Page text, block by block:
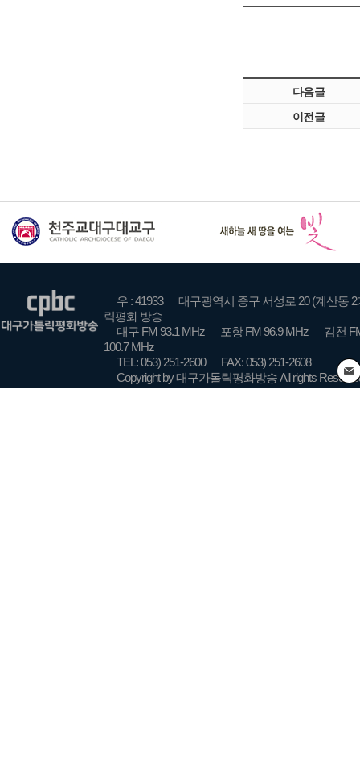
다음글
이전글
우 : 41933
대구광역시 중구 서성로 20 (계산동 2
릭평화 방송
대구 FM 93.1 MHz
포항 FM 96.9 MHz
김천
100.7 MHz
TEL: 053) 251-2600
FAX: 053) 251-2608
Copyright by 대구가톨릭평화방송 All rights